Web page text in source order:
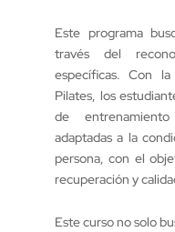
Este programa
través del
específicas. Con
Pilates, los
de
adaptadas a la
persona, con el
recuperación y
Este curso no solo